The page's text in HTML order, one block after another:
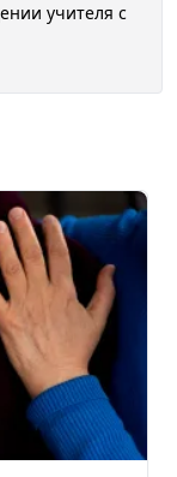
учителя с